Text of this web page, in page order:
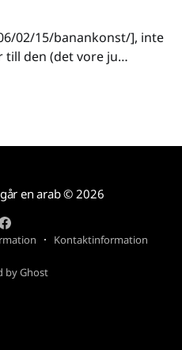
02/15/banankonst/], inte
till den (det vore ju
en arab© 2026
Kontaktinformation
by Ghost